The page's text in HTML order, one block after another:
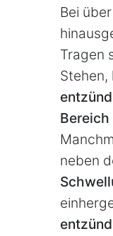
Bei
Tragen
Stehen,
Bereich
neben